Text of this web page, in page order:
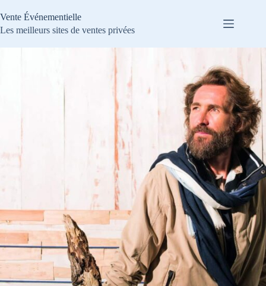
au
contenu
Vente Événementielle
Les meilleurs sites de ventes privées